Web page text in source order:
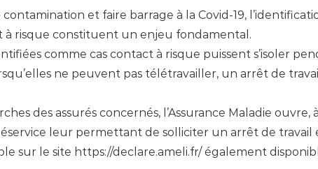
et faire barrage à la Covid-19,
à risque constituent un enjeu fondamental.
comme cas contact à risque puissent s’isoler
ne peuvent pas télétravailler, un arrêt de
des assurés concernés, l’Assurance Maladie ouvre,
leur permettant de solliciter un arrêt de travail
sur le site https://declare.ameli.fr/ également